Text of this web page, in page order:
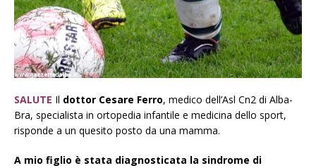
SALUTE Il dottor Cesare Ferro, medico dell’Asl Cn2 di Alba-
Bra, specialista in ortopedia infantile e medicina dello sport,
risponde a un quesito posto da una mamma.
A mio figlio è stata diagnosticata la sindrome di